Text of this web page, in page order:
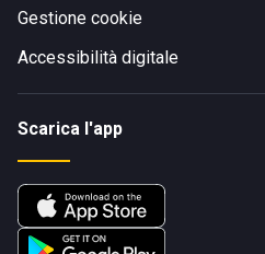
Gestione cookie
Accessibilità digitale
Scarica l'app